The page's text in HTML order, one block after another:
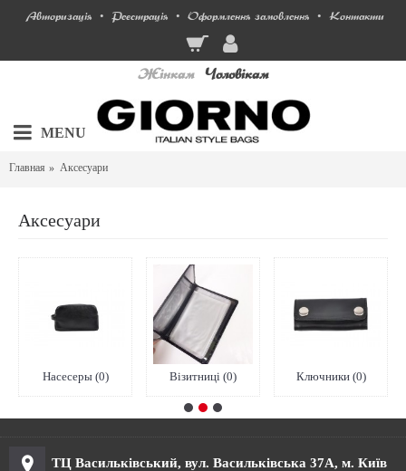
Авторизація • Реєстрація • Оформлення замовлення • Контакти
Жінкам Чоловікам
MENU
Главная Аксесуари
Аксесуари
Насесеры (0) Візитниці (0) Ключники (0)
ТЦ Васильківський, вул. Васильківська 37А, м. Київ